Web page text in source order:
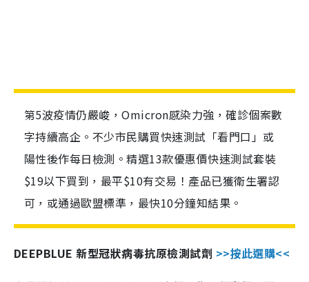
第5波疫情仍嚴峻，Omicron感染力強，確診個案數
字持續高企。不少市民購買快速測試「看門口」或
陽性後作每日檢測。精選13款優惠價快速測試套裝
$19以下買到，最平$10有交易！產品已獲衛生署認
可，或通過歐盟標準，最快10分鐘知結果。
DEEPBLUE 新型冠狀病毒抗原檢測試劑 >>按此選購<<